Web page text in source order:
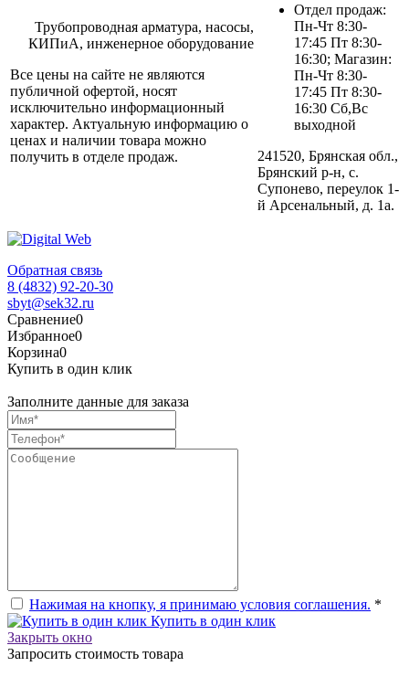
Трубопроводная арматура, насосы,
КИПиА, инженерное оборудование
Все цены на сайте не являются
публичной офертой, носят
исключительно информационный
характер. Актуальную информацию о
ценах и наличии товара можно
получить в отделе продаж.
Отдел продаж:
Пн-Чт 8:30-
17:45 Пт 8:30-
16:30; Магазин:
Пн-Чт 8:30-
17:45 Пт 8:30-
16:30 Сб,Вс
выходной
241520, Брянская обл.,
Брянский р-н, с.
Супонево, переулок 1-
й Арсенальный, д. 1а.
Обратная связь
8 (4832) 92-20-30
sbyt@sek32.ru
Сравнение0
Избранное0
Корзина0
Купить в один клик
Заполните данные для заказа
Нажимая на кнопку, я принимаю условия соглашения. *
Купить в один клик
Закрыть окно
Запросить стоимость товара